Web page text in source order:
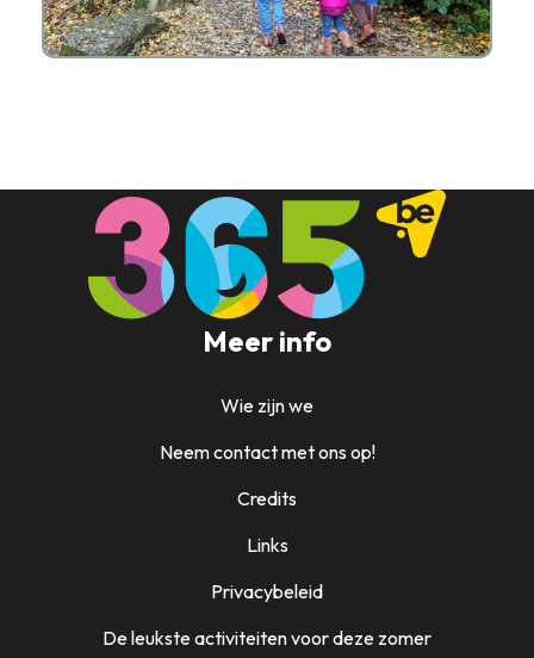
Meer info
Wie zijn we
Neem contact met ons op!
Credits
Links
Privacybeleid
De leukste activiteiten voor deze zomer